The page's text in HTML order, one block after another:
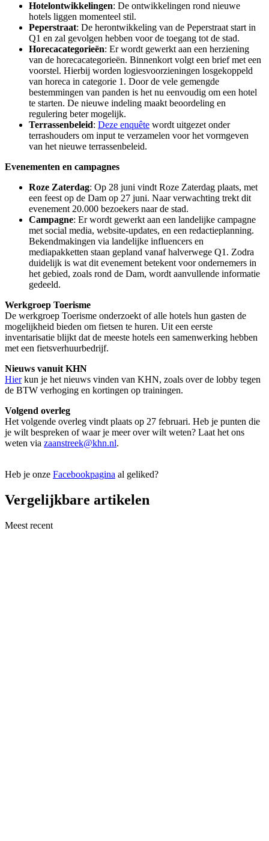
Hotelontwikkelingen: De ontwikkelingen rond nieuwe
hotels liggen momenteel stil.
Peperstraat: De herontwikkeling van de Peperstraat start in
Q1 en zal gevolgen hebben voor de toegang tot de stad.
Horecacategorieën: Er wordt gewerkt aan een herziening
van de horecacategorieën. Binnenkort volgt een brief met een
voorstel. Hierbij worden logiesvoorzieningen losgekoppeld
van horeca in categorie 1. Door de vele gemengde
bestemmingen van panden is het nu eenvoudig om een hotel
te starten. De nieuwe indeling maakt beoordeling en
regulering beter mogelijk.
Terrassenbeleid: Deze enquête wordt uitgezet onder
terrashouders om input te verzamelen voor het vormgeven
van het nieuwe terrassenbeleid.
Evenementen en campagnes
Roze Zaterdag: Op 28 juni vindt Roze Zaterdag plaats, met
een feest op de Dam op 27 juni. Naar verwachting trekt dit
evenement 20.000 bezoekers naar de stad.
Campagne: Er wordt gewerkt aan een landelijke campagne
met social media, website-updates, en een redactieplanning.
Bekendmakingen via landelijke influencers en
mediapakketten staan gepland vanaf halverwege Q1. Zodra
duidelijk is wat dit evenement betekent voor ondernemers in
het gebied, zoals rond de Dam, wordt aanvullende informatie
gedeeld.
Werkgroep Toerisme
De werkgroep Toerisme onderzoekt of alle hotels hun gasten de
mogelijkheid bieden om fietsen te huren. Uit een eerste
inventarisatie blijkt dat de meeste hotels een samenwerking hebben
met een fietsverhuurbedrijf.
Nieuws vanuit KHN
Hierkun je het nieuws vinden van KHN, zoals over de lobby tegen
de BTW verhoging en kortingen op trainingen.
Volgend overleg
Het volgende overleg vindt plaats op 27 februari. Heb je punten die
je wilt bespreken of waar je meer over wilt weten? Laat het ons
weten via zaanstreek@khn.nl.
Heb je onze Facebookpagina al geliked?
Vergelijkbare artikelen
Meest recent